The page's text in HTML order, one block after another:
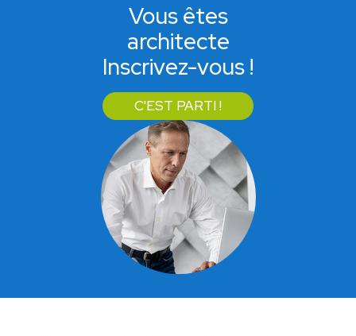
Vous êtes
architecte
Inscrivez-vous !
C'EST PARTI !